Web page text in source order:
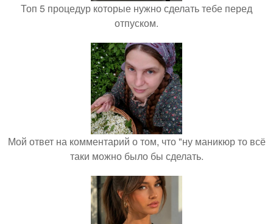
Топ 5 процедур которые нужно сделать тебе перед
отпуском.
Мой ответ на комментарий о том, что "ну маникюр то всё
таки можно было бы сделать.